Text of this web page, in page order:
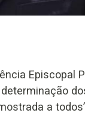
Episcopal
a